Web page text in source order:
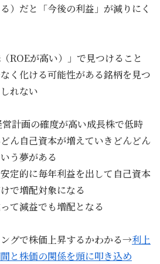
）だと「今後の利益」が減りにく
ROEが高い）」で見つけること
く化ける可能性がある銘柄を見つ
れない
計画の確度が高い成長株で低時
ん自己資本が増えていきどんどん
う夢がある
定的に毎年利益を出して自己資本
で増配対象になる
て減益でも増配となる
グで株価上昇するかわかる→利上
と株価の関係を頭に叩き込め